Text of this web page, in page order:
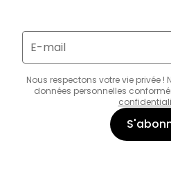
E-mail
Nous respectons votre vie privée
données personnelles